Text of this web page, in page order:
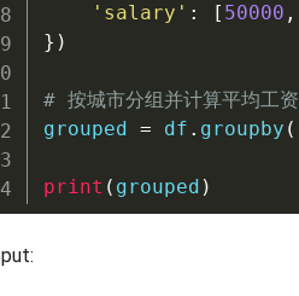
'salary' : [ 50000 ,
} )
# 按城市分组并计算平均工资
grouped = df . groupby (
print ( grouped )